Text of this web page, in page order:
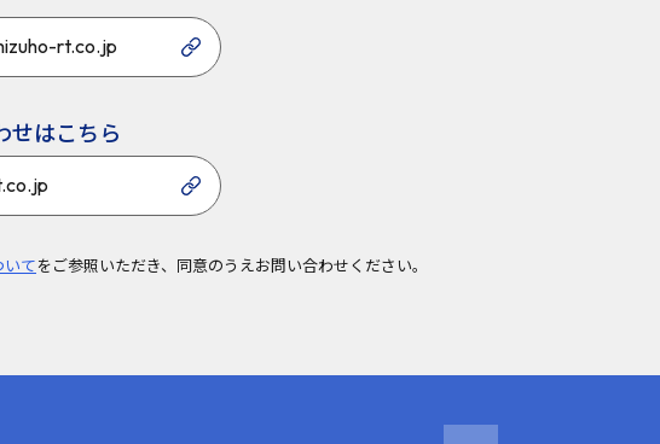
rt.co.jp
せはこちら
てをご参照いただき、同意のうえお問い合わせください。